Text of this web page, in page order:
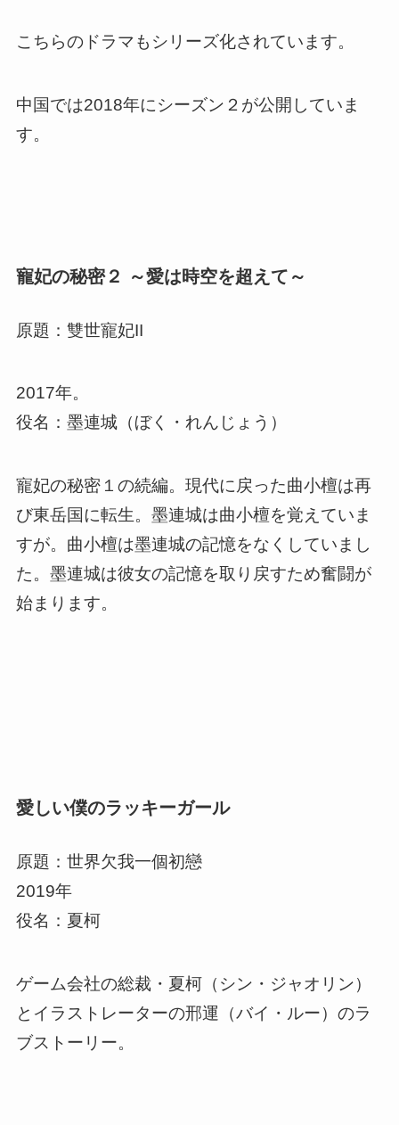
こちらのドラマもシリーズ化されています。
中国では2018年にシーズン２が公開していま
す。
寵妃の秘密２ ～愛は時空を超えて～
原題：雙世寵妃II
2017年。
役名：墨連城（ぼく・れんじょう）
寵妃の秘密１の続編。現代に戻った曲小檀は再
び東岳国に転生。墨連城は曲小檀を覚えていま
すが。曲小檀は墨連城の記憶をなくしていまし
た。墨連城は彼女の記憶を取り戻すため奮闘が
始まります。
愛しい僕のラッキーガール
原題：世界欠我一個初戀
2019年
役名： 夏柯
ゲーム会社の総裁・ 夏柯（シン・ジャオリン）
とイラストレーターの邢運（バイ・ルー） のラ
ブストーリー。